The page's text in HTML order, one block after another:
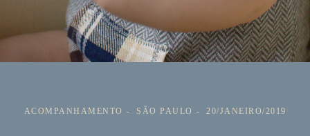
ACOMPANHAMENTO SÃO PAULO 20/JANEIRO/2019